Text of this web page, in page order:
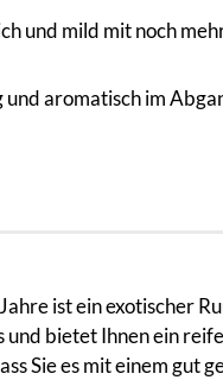
und mild mit noch
und aromatisch im
ist ein exotischer
bietet Ihnen ein
Sie es mit einem gut